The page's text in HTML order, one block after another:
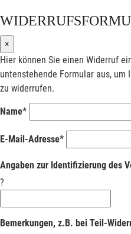
×
Hier können Sie einen Widerruf
untenstehende Formular aus,
zu widerrufen.
Name*
E-Mail-Adresse*
Angaben zur Identifizierung des
?
Bemerkungen, z.B. bei Teil-